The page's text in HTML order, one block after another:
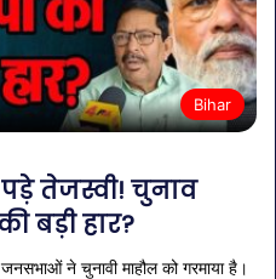
Bihar
पड़े तेजस्वी! चुनाव
बड़ी हार?
ने चुनावी माहौल को गरमाया है।